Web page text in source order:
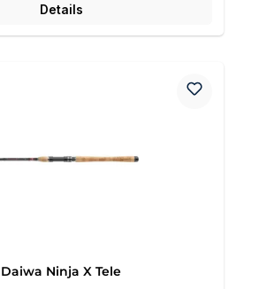
Details
Daiwa Ninja X Tele